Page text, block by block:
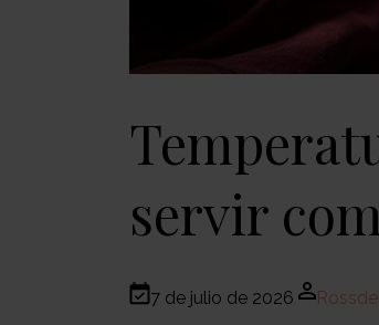
servir
7 de julio de 2026